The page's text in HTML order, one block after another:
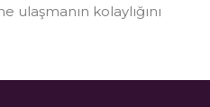
ulaşmanın kolaylığını